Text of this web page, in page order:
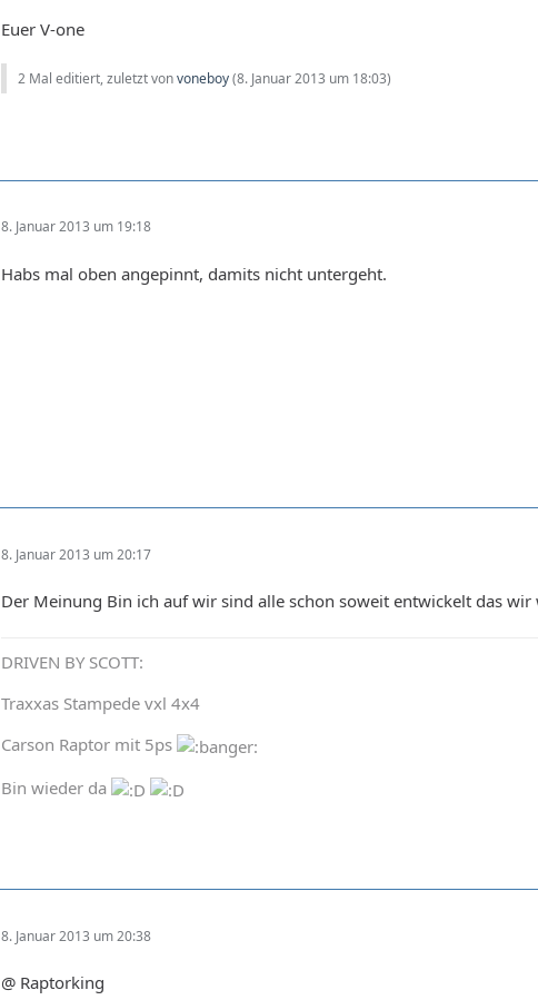
Euer V-one
2 Mal editiert, zuletzt vonvoneboy(8. Januar 2013 um 18:03)
8. Januar 2013 um 19:18
Habs mal oben angepinnt, damits nicht untergeht.
8. Januar 2013 um 20:17
Der Meinung Bin ich auf wir sind alle schon soweit entwickelt das
DRIVEN BY SCOTT:
Traxxas Stampede vxl 4x4
Carson Raptor mit 5ps
Bin wieder da
8. Januar 2013 um 20:38
@ Raptorking